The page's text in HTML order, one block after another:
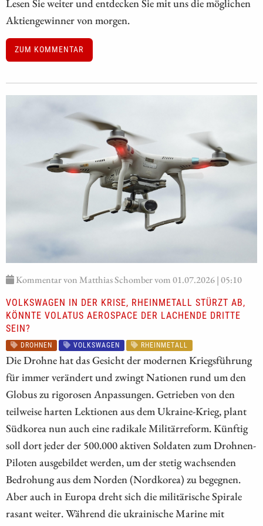
Lesen Sie weiter und entdecken Sie mit uns die möglichen
Aktiengewinner von morgen.
ZUM KOMMENTAR
Kommentar von Matthias Schomber vom 01.07.2026 | 05:10
VOLKSWAGEN IN DER KRISE, RHEINMETALL STÜRZT AB,
KÖNNTE VOLATUS AEROSPACE DER LACHENDE DRITTE
SEIN?
DROHNEN VOLKSWAGEN RHEINMETALL
Die Drohne hat das Gesicht der modernen Kriegsführung
für immer verändert und zwingt Nationen rund um den
Globus zu rigorosen Anpassungen. Getrieben von den
teilweise harten Lektionen aus dem Ukraine-Krieg, plant
Südkorea nun auch eine radikale Militärreform. Künftig
soll dort jeder der 500.000 aktiven Soldaten zum Drohnen-
Piloten ausgebildet werden, um der stetig wachsenden
Bedrohung aus dem Norden (Nordkorea) zu begegnen.
Aber auch in Europa dreht sich die militärische Spirale
rasant weiter. Während die ukrainische Marine mit